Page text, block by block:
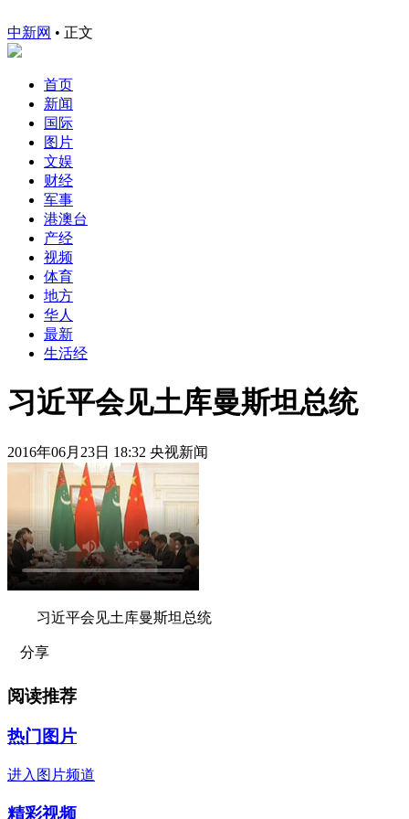
中新网 • 正文
首页
新闻
国际
图片
文娱
财经
军事
港澳台
产经
视频
体育
地方
华人
最新
生活经
习近平会见土库曼斯坦总统
2016年06月23日 18:32 央视新闻
习近平会见土库曼斯坦总统
分享
阅读推荐
热门图片
进入图片频道
精彩视频